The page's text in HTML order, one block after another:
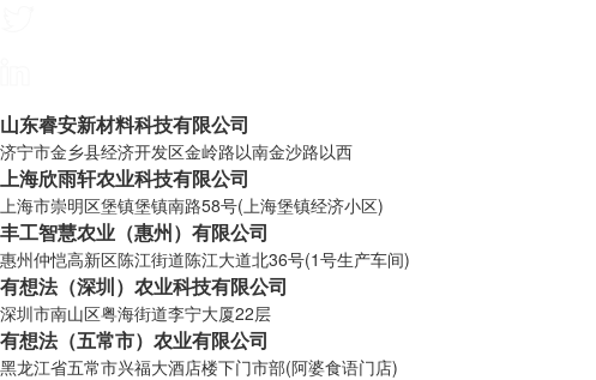
山东睿安新材料科技有限公司
济宁市金乡县经济开发区金岭路以南金沙路以西
上海欣雨轩农业科技有限公司
上海市崇明区堡镇堡镇南路58号(上海堡镇经济小区)
丰工智慧农业（惠州）有限公司
惠州仲恺高新区陈江街道陈江大道北36号(1号生产车间)
有想法（深圳）农业科技有限公司
深圳市南山区粤海街道李宁大厦22层
有想法（五常市）农业有限公司
黑龙江省五常市兴福大酒店楼下门市部(阿婆食语门店)